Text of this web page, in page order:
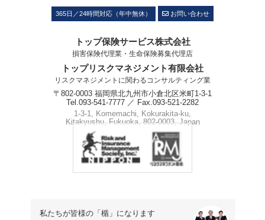
365日／24時間対応（年中無休） お問い合わせ
トップ保険サービス株式会社
損害保険代理業・生命保険募集代理店
トップリスクマネジメント有限会社
リスクマネジメントに関わるコンサルティング業
〒802-0003 福岡県北九州市小倉北区米町1-3-1
Tel.093-541-7777 ／ Fax.093-521-2282
1-3-1, Komemachi, Kokurakita-ku,
Kitakyushu, Fukuoka, 802-0003, Japan
Phone.+81-93-541-7777
私たちが皆様の「楯」になります